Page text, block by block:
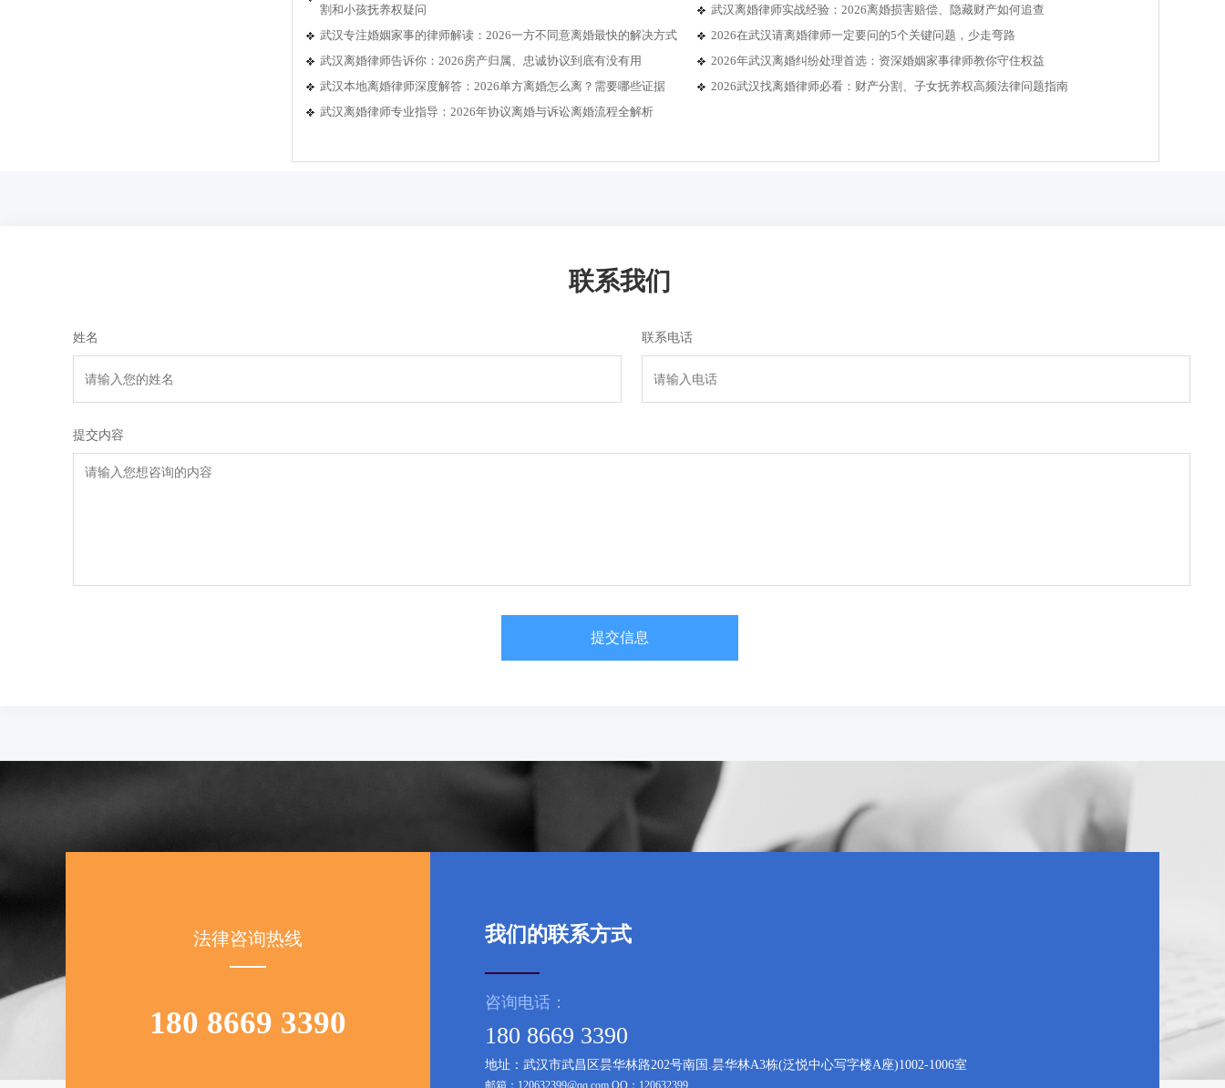
割和小孩抚养权疑问
武汉离婚律师实战经验：2026离婚损害赔偿、隐藏财产如何追查
武汉专注婚姻家事的律师解读：2026一方不同意离婚最快的解决方式
2026在武汉请离婚律师一定要问的5个关键问题，少走弯路
武汉离婚律师告诉你：2026房产归属、忠诚协议到底有没有用
2026年武汉离婚纠纷处理首选：资深婚姻家事律师教你守住权益
武汉本地离婚律师深度解答：2026单方离婚怎么离？需要哪些证据
2026武汉找离婚律师必看：财产分割、子女抚养权高频法律问题指南
武汉离婚律师专业指导：2026年协议离婚与诉讼离婚流程全解析
联系我们
姓名 联系电话
提交内容
提交信息
法律咨询热线
180 8669 3390
我们的联系方式
咨询电话：
180 8669 3390
地址：武汉市武昌区昙华林路202号南国.昙华林A3栋(泛悦中心写字楼A座)1002-1006室
邮箱： 120632399@qq.com QQ：120632399